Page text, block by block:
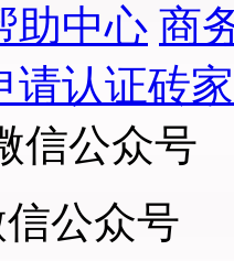
助中心 商
请认证砖家
公众号